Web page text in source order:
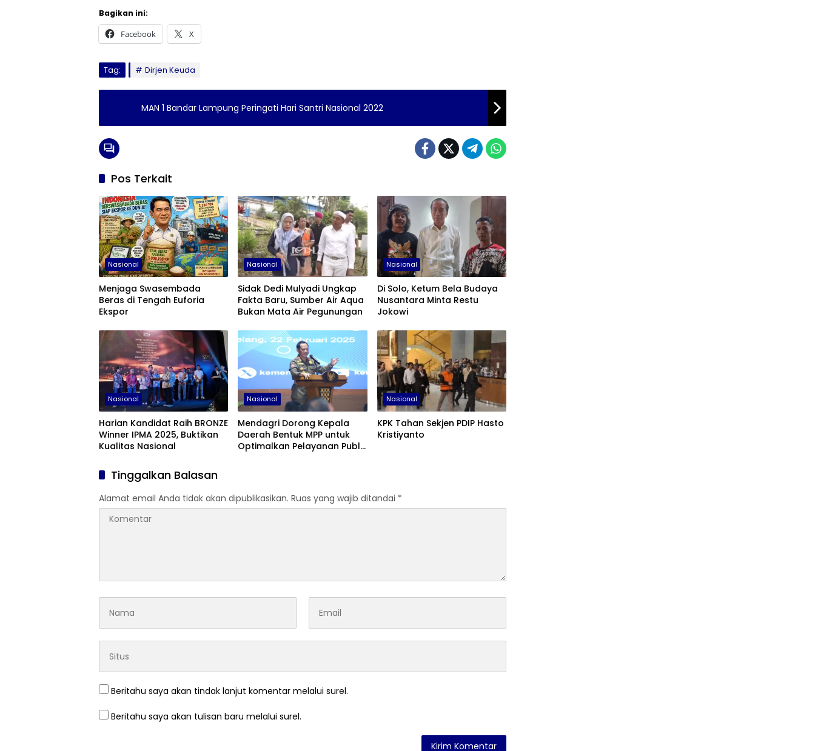
Bagikan ini:
Facebook X
Tag: Dirjen Keuda
MAN 1 Bandar Lampung Peringati Hari Santri Nasional 2022
Pos Terkait
Nasional
Menjaga Swasembada
Beras di Tengah Euforia
Ekspor
Nasional
Sidak Dedi Mulyadi Ungkap
Fakta Baru, Sumber Air Aqua
Bukan Mata Air Pegunungan
Nasional
Di Solo, Ketum Bela Budaya
Nusantara Minta Restu
Jokowi
Nasional
Harian Kandidat Raih BRONZE
Winner IPMA 2025, Buktikan
Kualitas Nasional
Nasional
Mendagri Dorong Kepala
Daerah Bentuk MPP untuk
Optimalkan Pelayanan Publik
Nasional
KPK Tahan Sekjen PDIP Hasto
Kristiyanto
Tinggalkan Balasan
Alamat email Anda tidak akan dipublikasikan. Ruas yang wajib ditandai *
Beritahu saya akan tindak lanjut komentar melalui surel.
Beritahu saya akan tulisan baru melalui surel.